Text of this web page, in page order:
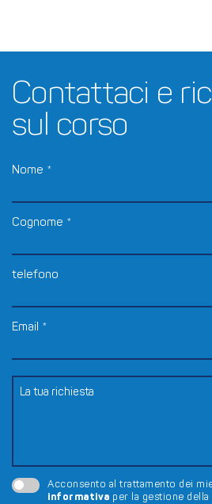
Contattaci e
sul corso
Nome *
Cognome *
telefono
Email *
Acconsento al trattamento dei
informativa per la gestione della